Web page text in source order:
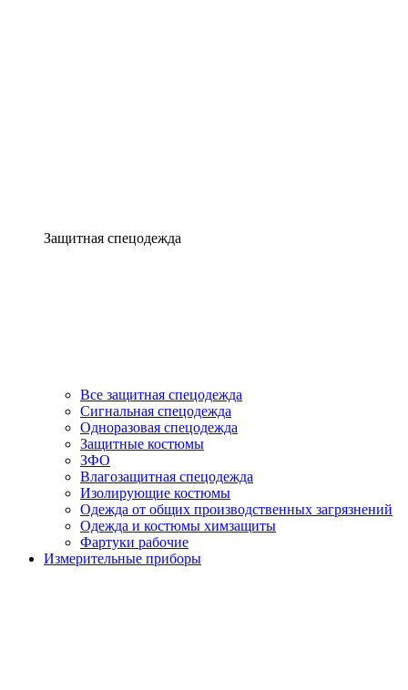
Защитная спецодежда
Все защитная спецодежда
Сигнальная спецодежда
Одноразовая спецодежда
Защитные костюмы
ЗФО
Влагозащитная спецодежда
Изолирующие костюмы
Одежда от общих производственных загрязнений
Одежда и костюмы химзащиты
Фартуки рабочие
Измерительные приборы